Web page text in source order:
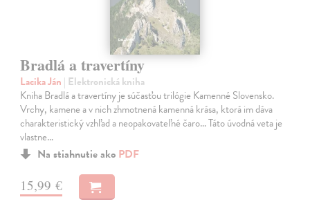
Bradlá a travertíny
Lacika Ján | Elektronická kniha
Kniha Bradlá a travertíny je súčasťou trilógie Kamenné Slovensko.
Vrchy, kamene a v nich zhmotnená kamenná krása, ktorá im dáva
charakteristický vzhľad a neopakovateľné čaro… Táto úvodná veta je
vlastne…
Na stiahnutie ako PDF
15,99 €